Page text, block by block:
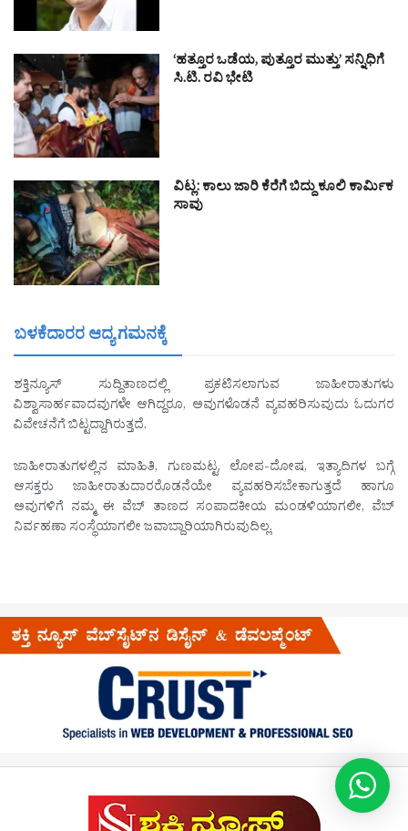
‘ಹತ್ತೂರ ಒಡೆಯ, ಪುತ್ತೂರ ಮುತ್ತು’ ಸನ್ನಿಧಿಗೆ
ಸಿ.ಟಿ. ರವಿ ಭೇಟಿ
ವಿಟ್ಲ: ಕಾಲು ಜಾರಿ ಕೆರೆಗೆ ಬಿದ್ದು ಕೂಲಿ ಕಾರ್ಮಿಕ
ಸಾವು
ಬಳಕೆದಾರರ ಆದ್ಯ ಗಮನಕ್ಕೆ
ಶಕ್ತಿನ್ಯೂಸ್ ಸುದ್ದಿತಾಣದಲ್ಲಿ ಪ್ರಕಟಿಸಲಾಗುವ ಜಾಹೀರಾತುಗಳು
ವಿಶ್ವಾಸಾರ್ಹವಾದವುಗಳೇ ಆಗಿದ್ದರೂ, ಅವುಗಳೊಡನೆ ವ್ಯವಹರಿಸುವುದು ಓದುಗರ
ವಿವೇಚನೆಗೆ ಬಿಟ್ಟದ್ದಾಗಿರುತ್ತದೆ.
ಜಾಹೀರಾತುಗಳಲ್ಲಿನ ಮಾಹಿತಿ, ಗುಣಮಟ್ಟ, ಲೋಪ-ದೋಷ, ಇತ್ಯಾದಿಗಳ ಬಗ್ಗೆ
ಆಸಕ್ತರು ಜಾಹೀರಾತುದಾರರೊಡನೆಯೇ ವ್ಯವಹರಿಸಬೇಕಾಗುತ್ತದೆ ಹಾಗೂ
ಅವುಗಳಿಗೆ ನಮ್ಮ ಈ ವೆಬ್ ತಾಣದ ಸಂಪಾದಕೀಯ ಮಂಡಳಿಯಾಗಲೀ, ವೆಬ್
ನಿರ್ವಹಣಾ ಸಂಸ್ಥೆಯಾಗಲೀ ಜವಾಬ್ದಾರಿಯಾಗಿರುವುದಿಲ್ಲ.